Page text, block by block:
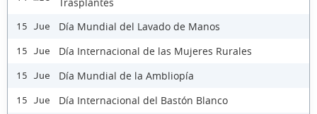
Trasplantes
15 Jue Día Mundial del Lavado de Manos
15 Jue Día Internacional de las Mujeres Rurales
15 Jue Día Mundial de la Ambliopía
15 Jue Día Internacional del Bastón Blanco